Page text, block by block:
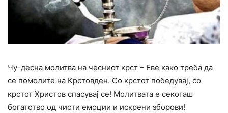
Чу-десна молитва на чесниот крст – Еве како треба да
се помолите на Крстовден. Со крстот победувај, со
крстот Христов спасувај се! Молитвата е секогаш
богатство од чисти емоции и искрени зборови!